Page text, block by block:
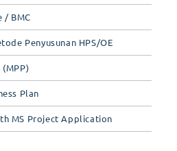
/ BMC
Penyusunan HPS/OE
Plan
MS Project Application